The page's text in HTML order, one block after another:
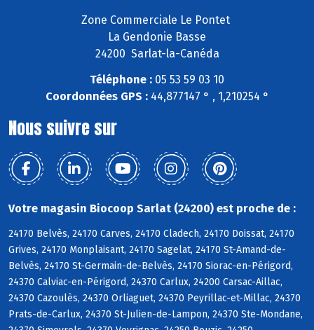
Zone Commerciale Le Pontet
La Gendonie Basse
24200 Sarlat-la-Canéda
Téléphone : 05 53 59 03 10
Coordonnées GPS :44,877147 ° , 1,210254 °
Nous suivre sur
Votre magasin Biocoop Sarlat (24200) est proche de :
24170 Belvès, 24170 Carves, 24170 Cladech, 24170 Doissat, 24170
Grives, 24170 Monplaisant, 24170 Sagelat, 24170 St-Amand-de-
Belvès, 24170 St-Germain-de-Belvès, 24170 Siorac-en-Périgord,
24370 Calviac-en-Périgord, 24370 Carlux, 24200 Carsac-Aillac,
24370 Cazoulès, 24370 Orliaguet, 24370 Peyrillac-et-Millac, 24370
Prats-de-Carlux, 24370 St-Julien-de-Lampon, 24370 Ste-Mondane,